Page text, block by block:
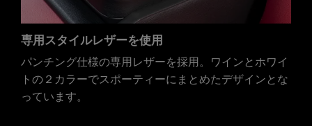
専用スタイルレザーを使用
パンチング仕様の専用レザーを採用。ワインとホワイ
トの２カラーでスポーティーにまとめたデザインとな
っています。